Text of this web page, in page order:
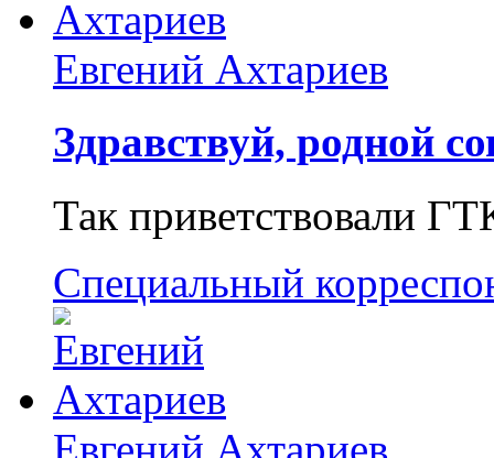
Евгений Ахтариев
Здравствуй, родной
Так приветствовали
Специальный
Евгений Ахтариев